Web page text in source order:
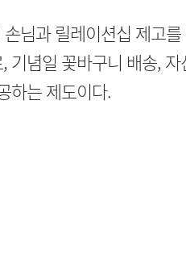
님과 릴레이션십 제고를
기념일 꽃바구니 배송,
하는 제도이다.